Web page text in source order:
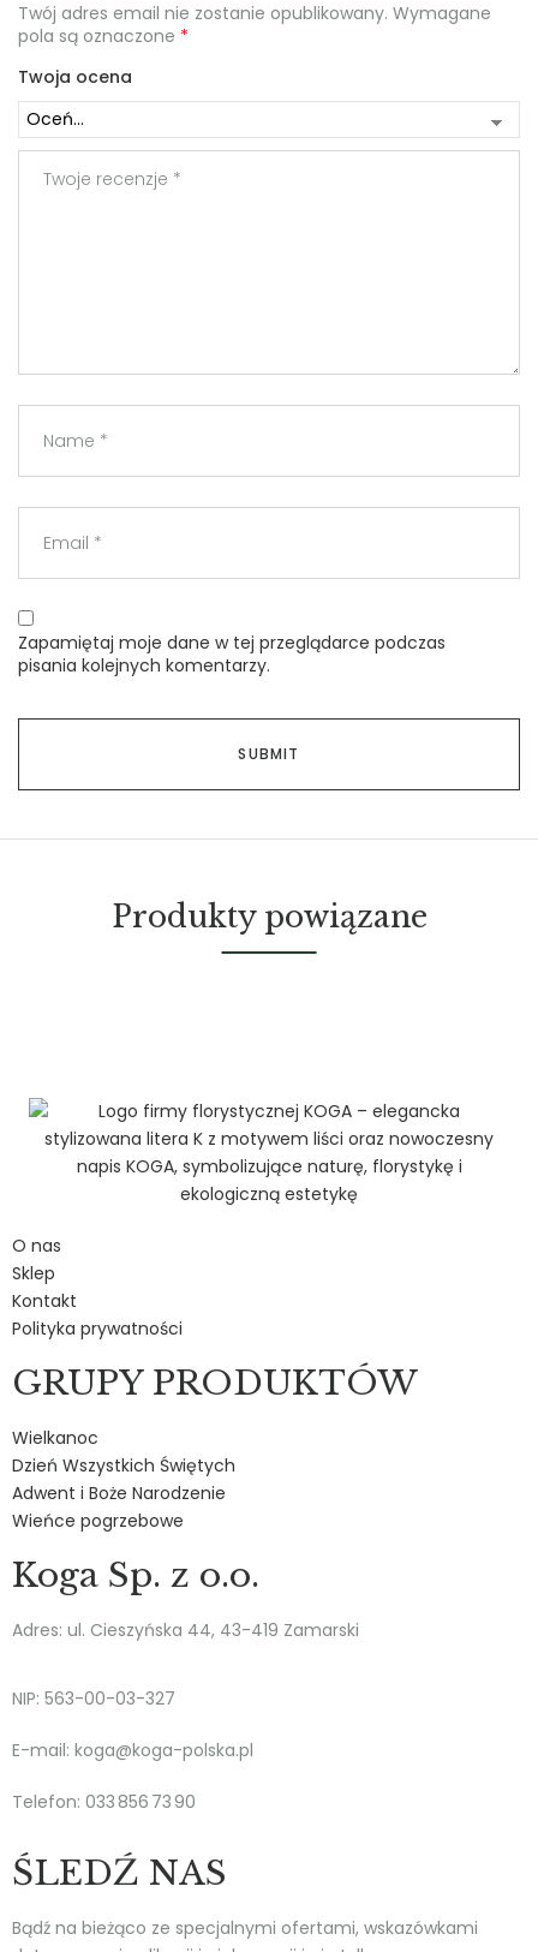
Twój adres email nie zostanie opublikowany. Wymagane
pola są oznaczone *
Twoja ocena
Zapamiętaj moje dane w tej przeglądarce podczas
pisania kolejnych komentarzy.
Produkty powiązane
O nas
Sklep
Kontakt
Polityka prywatności
GRUPY PRODUKTÓW
Wielkanoc
Dzień Wszystkich Świętych
Adwent i Boże Narodzenie
Wieńce pogrzebowe
Koga Sp. z o.o.
Adres: ul. Cieszyńska 44, 43-419 Zamarski
NIP: 563-00-03-327
E-mail: koga@koga-polska.pl
Telefon: 033 856 73 90
ŚLEDŹ NAS
Bądź na bieżąco ze specjalnymi ofertami, wskazówkami